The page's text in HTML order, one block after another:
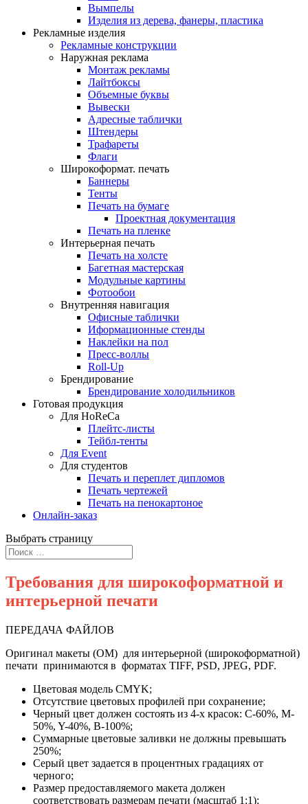
Вымпелы
Изделия из дерева, фанеры, пластика
Рекламные изделия
Рекламные конструкции
Наружная реклама
Монтаж рекламы
Лайтбоксы
Объемные буквы
Вывески
Адресные таблички
Штендеры
Трафареты
Флаги
Широкоформат. печать
Баннеры
Тенты
Печать на бумаге
Проектная документация
Печать на пленке
Интерьерная печать
Печать на холсте
Багетная мастерская
Модульные картины
Фотообои
Внутренняя навигация
Офисные таблички
Иформационные стенды
Наклейки на пол
Пресс-воллы
Roll-Up
Брендирование
Брендирование холодильников
Готовая продукция
Для HoReCa
Плейтс-листы
Тейбл-тенты
Для Event
Для студентов
Печать и переплет дипломов
Печать чертежей
Печать на пенокартоное
Онлайн-заказ
Выбрать страницу
Требования для широкоформатной и
интерьерной печати
ПЕРЕДАЧА ФАЙЛОВ
Оригинал макеты (ОМ) для интерьерной (широкоформатной)
печати принимаются в форматах TIFF, PSD, JPEG, PDF.
Цветовая модель CMYK;
Отсутствие цветовых профилей при сохранение;
Черный цвет должен состоять из 4-х красок: C-60%, M-
50%, Y-40%, B-100%;
Суммарные цветовые заливки не должны превышать
250%;
Серый цвет задается в процентных градациях от
черного;
Размер предоставляемого макета должен
соответствовать размерам печати (масштаб 1:1);